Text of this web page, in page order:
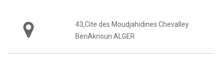
43,Cite des Moudjahidines Chevalley
BenAknoun ALGER